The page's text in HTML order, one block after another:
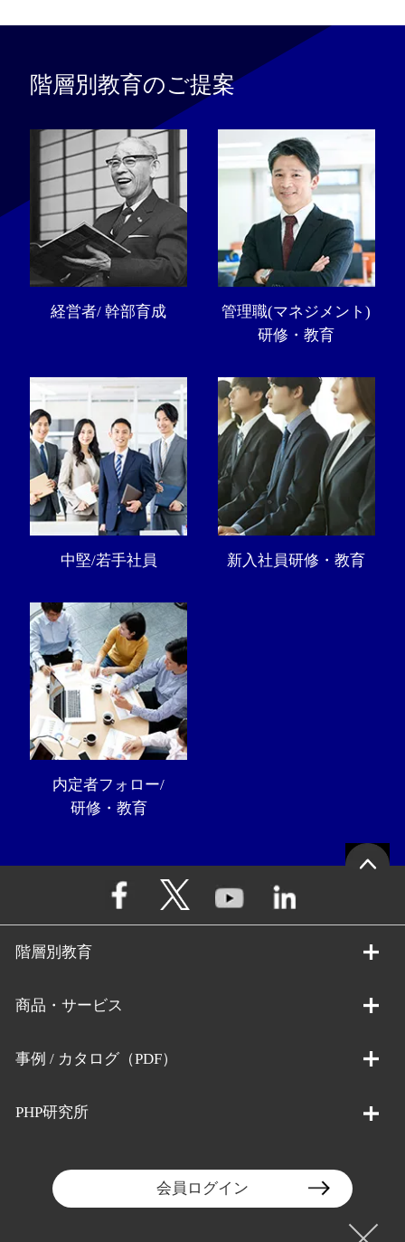
階層別教育のご提案
経営者/ 幹部育成
管理職(マネジメント)
研修・教育
中堅/若手社員 新入社員研修・教育
内定者フォロー/
研修・教育
階層別教育
商品・サービス
事例 / カタログ（PDF）
PHP研究所
会員ログイン